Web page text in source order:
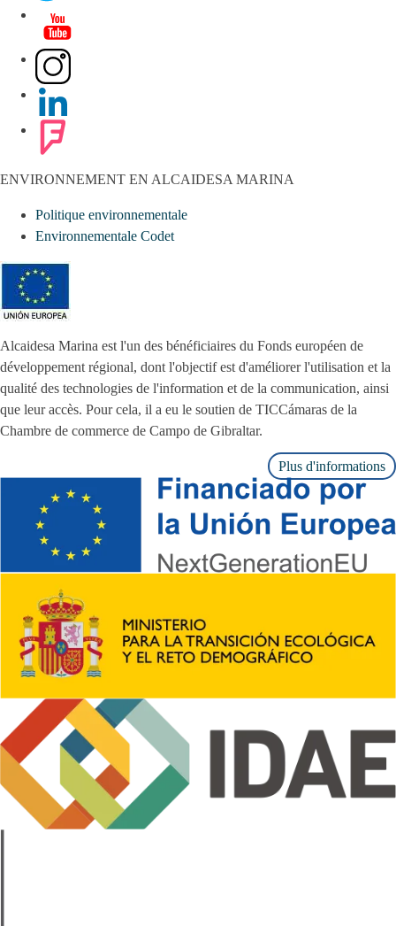
ENVIRONNEMENT EN ALCAIDESA MARINA
Politique environnementale
Environnementale Codet
Alcaidesa Marina est l'un des bénéficiaires du Fonds européen de
développement régional, dont l'objectif est d'améliorer l'utilisation et la
qualité des technologies de l'information et de la communication, ainsi
que leur accès. Pour cela, il a eu le soutien de TICCámaras de la
Chambre de commerce de Campo de Gibraltar.
Plus d'informations